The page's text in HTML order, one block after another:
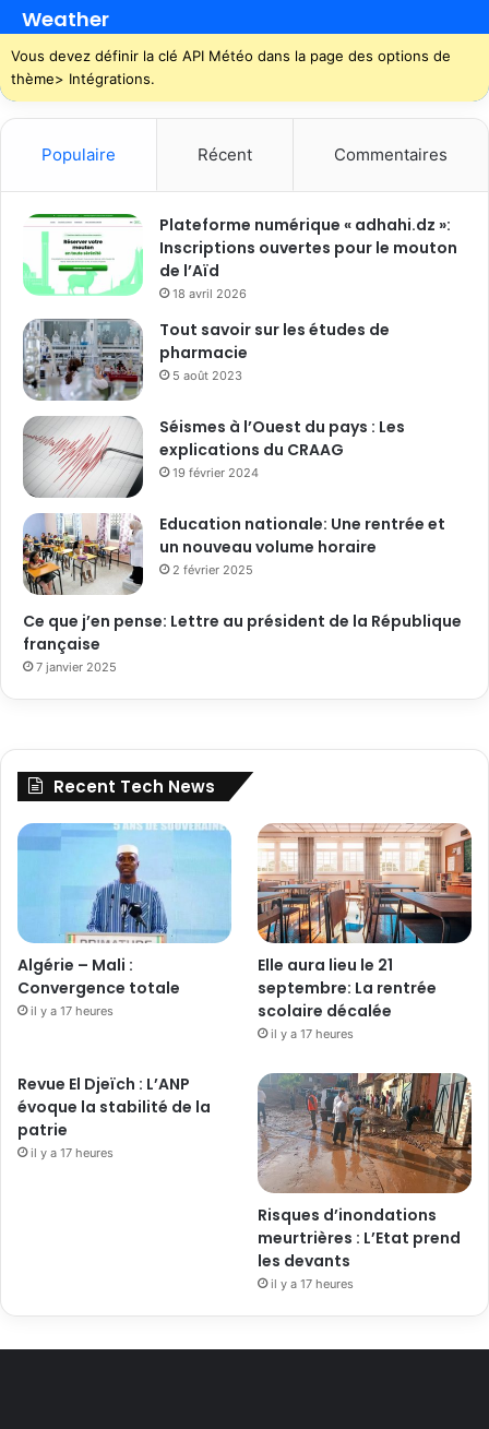
Weather
Vous devez définir la clé API Météo dans la page des options de
thème> Intégrations.
Populaire Récent Commentaires
Plateforme numérique « adhahi.dz »:
Inscriptions ouvertes pour le mouton
de l’Aïd
18 avril 2026
Tout savoir sur les études de
pharmacie
5 août 2023
Séismes à l’Ouest du pays : Les
explications du CRAAG
19 février 2024
Education nationale: Une rentrée et
un nouveau volume horaire
2 février 2025
Ce que j’en pense: Lettre au président de la République
française
7 janvier 2025
Recent Tech News
Algérie – Mali :
Convergence totale
il y a 17 heures
Elle aura lieu le 21
septembre: La rentrée
scolaire décalée
il y a 17 heures
Revue El Djeïch : L’ANP
évoque la stabilité de la
patrie
il y a 17 heures
Risques d’inondations
meurtrières : L’Etat prend
les devants
il y a 17 heures